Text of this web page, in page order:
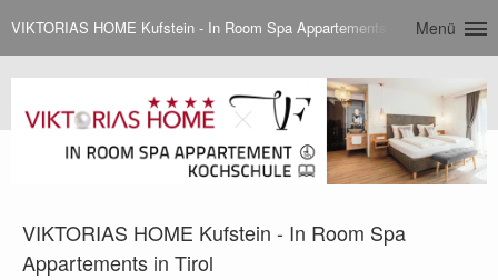
VIKTORIAS HOME Kufstein - In Room Spa Appartements in TirolMenü
VIKTORIAS HOME Kufstein - In Room Spa
Appartements in Tirol